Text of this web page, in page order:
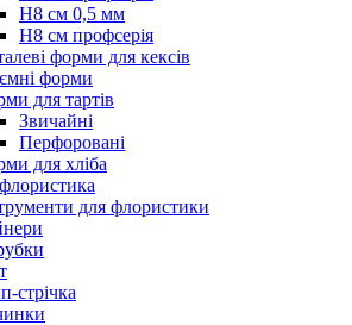
Н8 см 0,5 мм
Н8 см профсерія
форми для кексів
форми
для тартів
Звичайні
Перфоровані
для хліба
для флористики
стрічка